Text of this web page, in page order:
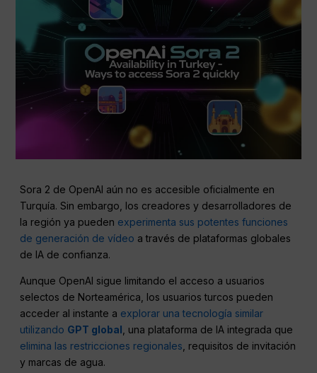
Sora 2 de OpenAI aún no es accesible oficialmente en
Turquía. Sin embargo, los creadores y desarrolladores de
la región ya pueden experimenta sus potentes funciones
de generación de vídeo a través de plataformas globales
de IA de confianza.
Aunque OpenAI sigue limitando el acceso a usuarios
selectos de Norteamérica, los usuarios turcos pueden
acceder al instante a explorar una tecnología similar
utilizando GPT global , una plataforma de IA integrada que
elimina las restricciones regionales , requisitos de invitación
y marcas de agua.